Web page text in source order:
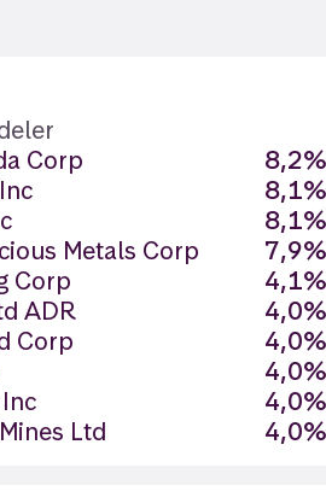
Corp
8,2%
8,1%
8,1%
Metals Corp
7,9%
Corp
4,1%
ADR
4,0%
Corp
4,0%
4,0%
4,0%
Ltd
4,0%